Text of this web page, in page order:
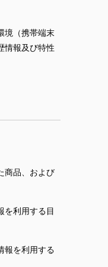
境（携帯端末
情報及び特性
商品、および
を利用する目
報を利用する